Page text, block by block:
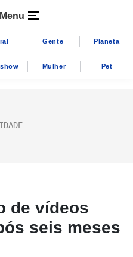
Menu
Gente Planeta
Mulher Pet
de vídeos
seis meses